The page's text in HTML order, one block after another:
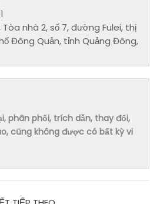
Tòa nhà 2, số 7, đường Fulei, thị
Đông Quản, tỉnh Quảng Đông,
phân phối, trích dẫn, thay đổi,
cũng không được có bất kỳ vi